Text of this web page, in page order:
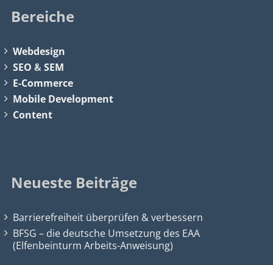
Bereiche
Webdesign
SEO &SEM
E-Commerce
Mobile Development
Content
Neueste Beiträge
Barrierefreiheit überprüfen & verbessern
BFSG – die deutsche Umsetzung des EAA
(Elfenbeinturm Arbeits-Anweisung)